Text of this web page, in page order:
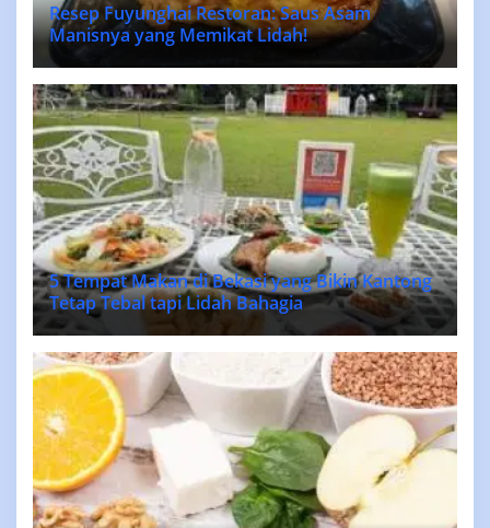
Resep Fuyunghai Restoran: Saus Asam
Manisnya yang Memikat Lidah!
5 Tempat Makan di Bekasi yang Bikin Kantong
Tetap Tebal tapi Lidah Bahagia